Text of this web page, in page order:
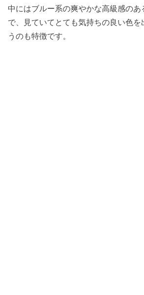
中にはブルー系の爽やかな高級感のあ
で、見ていてとても気持ちの良い色を
うのも特徴です。